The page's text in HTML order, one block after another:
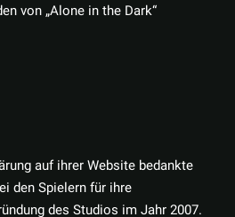
von „Alone in the Dark“
auf ihrer Website bedankte
den Spielern für ihre
des Studios im Jahr 2007.